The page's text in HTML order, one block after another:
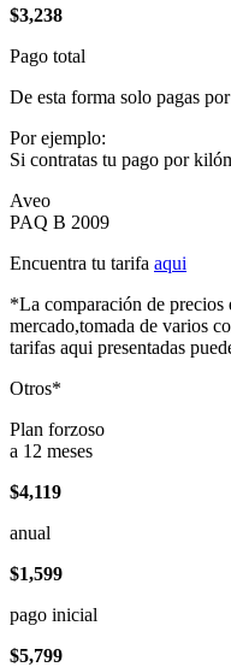
$3,238
Pago total
De esta forma solo pagas
Por ejemplo:
Si contratas tu pago por
Aveo
PAQ B 2009
Encuentra tu tarifa aqui
*La comparación de precios
mercado,tomada de varios
tarifas aqui presentadas
Otros*
Plan forzoso
a 12 meses
$4,119
anual
$1,599
pago inicial
$5,799